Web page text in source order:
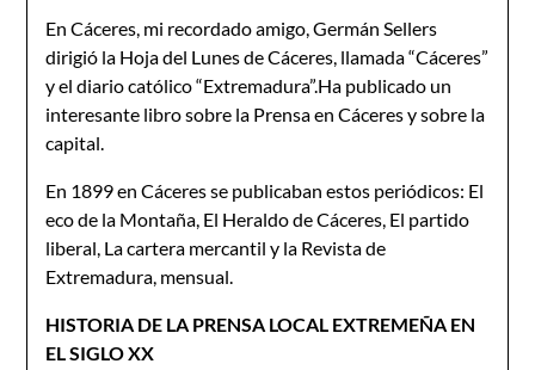
En Cáceres, mi recordado amigo, Germán Sellers
dirigió la Hoja del Lunes de Cáceres, llamada “Cáceres”
y el diario católico “Extremadura”.Ha publicado un
interesante libro sobre la Prensa en Cáceres y sobre la
capital.
En 1899 en Cáceres se publicaban estos periódicos: El
eco de la Montaña, El Heraldo de Cáceres, El partido
liberal, La cartera mercantil y la Revista de
Extremadura, mensual.
HISTORIA DE LA PRENSA LOCAL EXTREMEÑA EN
EL SIGLO XX